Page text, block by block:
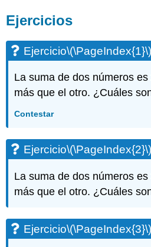
Ejercicios
Ejercicio\(\PageIndex{1}\)
La suma de dos números
más que el otro. ¿Cuáles
Contestar
Ejercicio\(\PageIndex{2}\)
La suma de dos números
más que el otro. ¿Cuáles
Ejercicio\(\PageIndex{3}\)